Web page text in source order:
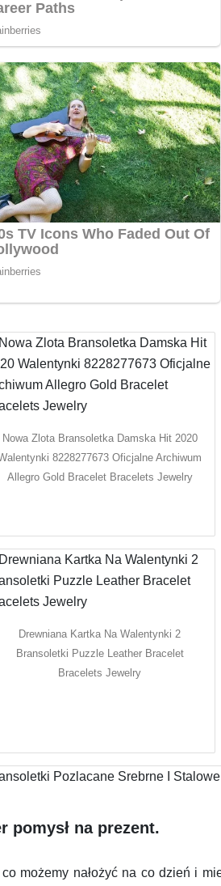
Nowa Zlota Bransoletka Damska Hit 2020
8228277673 Oficjalne Archiwum
Allegro Gold Bracelet Bracelets Jewelry
Drewniana Kartka Na Walentynki 2
Bransoletki Puzzle Leather Bracelet
Bracelets Jewelry
pomysł na prezent.
możemy nałożyć na co dzień i